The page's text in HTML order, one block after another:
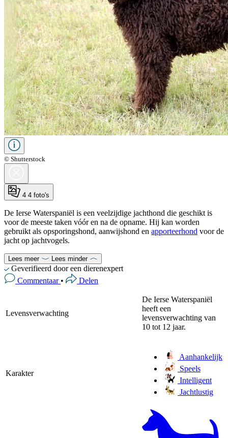
© Shutterstock
4 4 foto's
De Ierse Waterspaniël is een veelzijdige jachthond die geschikt is
voor de meeste taken vóór en na de opname. Hij kan worden
gebruikt als opsporingshond, aanwijshond en apporteerhond voor de
jacht op jachtvogels.
Lees meer Lees minder
Geverifieerd door een dierenexpert
Commentaar • Delen
Levensverwachting
De Ierse Waterspaniël
heeft een
levensverwachting van
10 tot 12 jaar.
Karakter
Aanhankelijk
Speels
Intelligent
Jachtlustig